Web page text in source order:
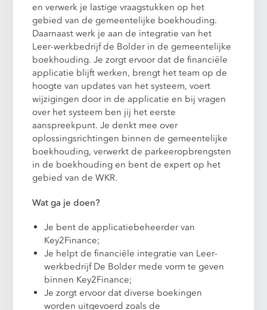
en verwerk je lastige vraagstukken op het
gebied van de gemeentelijke boekhouding.
Daarnaast werk je aan de integratie van het
Leer-werkbedrijf de Bolder in de gemeentelijke
boekhouding. Je zorgt ervoor dat de financiële
applicatie blijft werken, brengt het team op de
hoogte van updates van het systeem, voert
wijzigingen door in de applicatie en bij vragen
over het systeem ben jij het eerste
aanspreekpunt. Je denkt mee over
oplossingsrichtingen binnen de gemeentelijke
boekhouding, verwerkt de parkeeropbrengsten
in de boekhouding en bent de expert op het
gebied van de WKR.
Wat ga je doen?
Je bent de applicatiebeheerder van
Key2Finance;
Je helpt de financiële integratie van Leer-
werkbedrijf De Bolder mede vorm te geven
binnen Key2Finance;
Je zorgt ervoor dat diverse boekingen
worden uitgevoerd zoals de